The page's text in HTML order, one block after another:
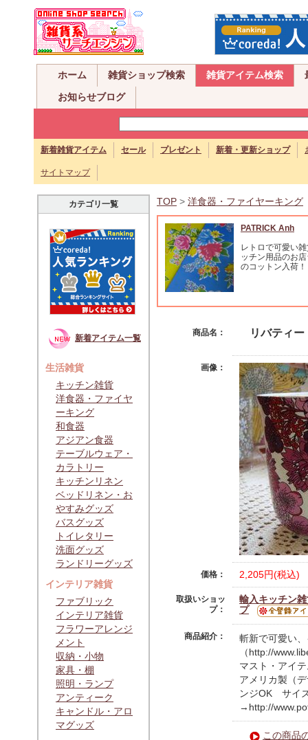
ホーム 雑貨ショップ検索 雑貨アイテム検索
お知らせブログ
新着雑貨アイテム セール プレゼント 新着・更新ショップ
サイトマップ
カテゴリ一覧
新着アイテム一覧
生活雑貨
キッチン雑貨
洋食器・ファイヤ
ーキング
和食器
アジアン食器
テーブルウェア・
カラトリー
キッチンリネン
ベッドリネン・お
やすみグッズ
バスグッズ
トイレタリー
洗面グッズ
ランドリーグッズ
インテリア雑貨
ファブリック
インテリア雑貨
フラワーアレンジ
メント
収納・小物
家具・棚
照明・ランプ
アンティーク
キャンドル・アロ
マグッズ
TOP > 洋食器・ファイヤーキング
PATRICK Anh
レトロで可愛い
ッチン用品のお
のコットン入荷！
商品名： リバティ
画像：
価格： 2,205円(税込)
取扱いショッ
プ：
輸入キッチン
プ
商品紹介：
斬新で可愛い
（http://
マスト・アイ
アメリカ製（
ンジOK サイ
→http://
この商品